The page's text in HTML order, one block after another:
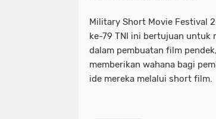
Military Short Movie Festival
ke-79 TNI ini bertujuan untuk
dalam pembuatan film
memberikan wahana bagi
ide mereka melalui short film.